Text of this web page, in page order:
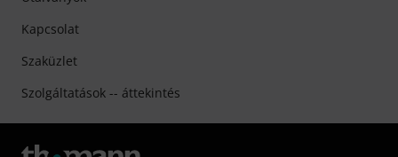
Kapcsolat
Szaküzlet
Szolgáltatások -- áttekintés